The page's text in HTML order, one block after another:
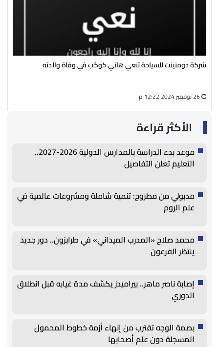
رئيس مجلس إدارة شركة الشحنة الكهربائية ينعي الحاجة نعمات علي
الأكثر قراءة
موعد بدء الدراسة بالمدارس الدولية 2026-2027..
التعليم تعلن التفاصيل
مدبولي من مطروح: تنمية شاملة ومشروعات عالمية في
علم الروم
محمد صلاح «المدرب الميداني» في طرابزون.. دور جديد
ينتظر الفرعون
إصابة ناصر ماهر.. بيراميدز يكشف مدة غيابه قبل انطلاق
الدوري
بصمة الوجه تقترب من إنهاء أزمة خطوط المحمول
المسجلة دون علم أصحابها